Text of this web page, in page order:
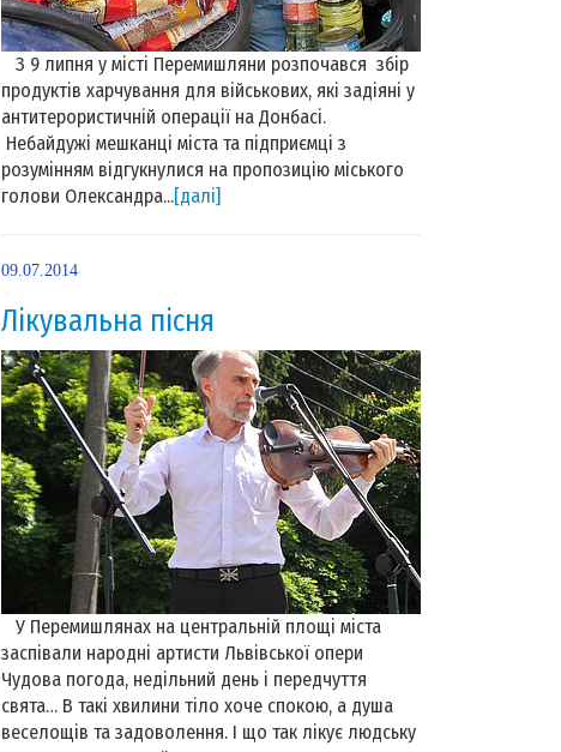
З 9 липня у місті Перемишляни розпочався збір
продуктів харчування для військових, які задіяні у
антитерористичній операції на Донбасі.
Небайдужі мешканці міста та підприємці з
розумінням відгукнулися на пропозицію міського
голови Олександра...[далі]
09.07.2014
Лікувальна пісня
У Перемишлянах на центральній площі міста
заспівали народні артисти Львівської опери
Чудова погода, недільний день і передчуття
свята… В такі хвилини тіло хоче спокою, а душа
веселощів та задоволення. І що так лікує людську